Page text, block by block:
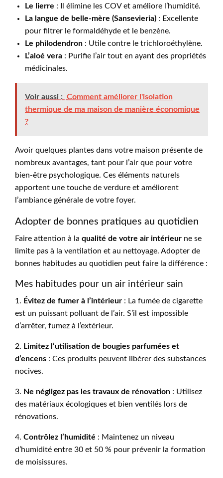
Le lierre : Il élimine les COV et améliore l’humidité.
La langue de belle-mère (Sansevieria) : Excellente
pour filtrer le formaldéhyde et le benzène.
Le philodendron : Utile contre le trichloroéthylène.
L’aloé vera : Purifie l’air tout en ayant des propriétés
médicinales.
Voir aussi : Comment améliorer l'isolation
thermique de ma maison de manière économique
?
Avoir quelques plantes dans votre maison présente de
nombreux avantages, tant pour l’air que pour votre
bien-être psychologique. Ces éléments naturels
apportent une touche de verdure et améliorent
l’ambiance générale de votre foyer.
Adopter de bonnes pratiques au quotidien
Faire attention à la qualité de votre air intérieur ne se
limite pas à la ventilation et au nettoyage. Adopter de
bonnes habitudes au quotidien peut faire la différence :
Mes habitudes pour un air intérieur sain
1. Évitez de fumer à l’intérieur : La fumée de cigarette
est un puissant polluant de l’air. S’il est impossible
d’arrêter, fumez à l’extérieur.
2. Limitez l’utilisation de bougies parfumées et
d’encens : Ces produits peuvent libérer des substances
nocives.
3. Ne négligez pas les travaux de rénovation : Utilisez
des matériaux écologiques et bien ventilés lors de
rénovations.
4. Contrôlez l’humidité : Maintenez un niveau
d’humidité entre 30 et 50 % pour prévenir la formation
de moisissures.